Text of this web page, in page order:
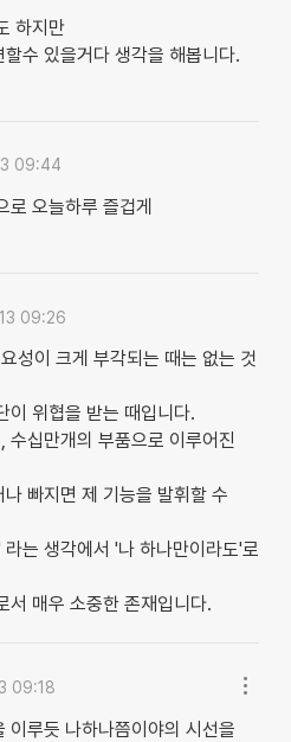
하지만
수 있을거다 생각을 해봅니다.
09:44
로 오늘하루 즐겁게
09:26
성이 크게 부각되는 때는 없는 것
이 위협을 받는 때입니다.
수십만개의 부품으로 이루어진
빠지면 제 기능을 발휘할 수
는 생각에서 '나 하나만이라도'로
서 매우 소중한 존재입니다.
09:18
이루듯 나하나쯤이야의 시선을